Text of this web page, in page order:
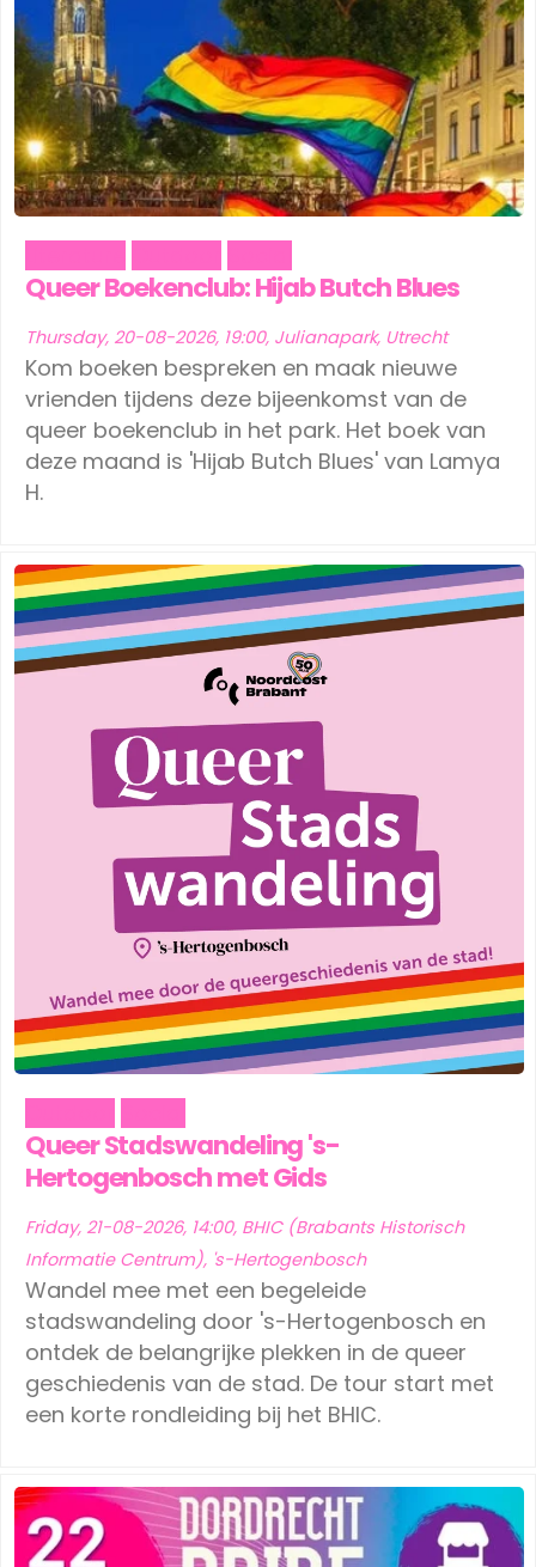
Queer Boekenclub: Hijab Butch Blues
Thursday, 20-08-2026, 19:00, Julianapark, Utrecht
Kom boeken bespreken en maak nieuwe
vrienden tijdens deze bijeenkomst van de
queer boekenclub in het park. Het boek van
deze maand is 'Hijab Butch Blues' van Lamya
H.
Queer Stadswandeling 's-
Hertogenbosch met Gids
Friday, 21-08-2026, 14:00, BHIC (Brabants Historisch
Informatie Centrum), 's-Hertogenbosch
Wandel mee met een begeleide
stadswandeling door 's-Hertogenbosch en
ontdek de belangrijke plekken in de queer
geschiedenis van de stad. De tour start met
een korte rondleiding bij het BHIC.